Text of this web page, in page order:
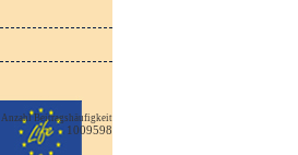
Anzahl Beitragshäufigkeit
1009598